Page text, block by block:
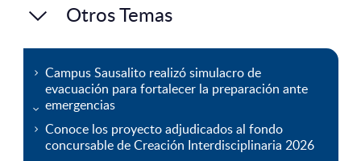
Otros Temas
Campus Sausalito realizó simulacro de
evacuación para fortalecer la preparación ante
emergencias
Conoce los proyecto adjudicados al fondo
concursable de Creación Interdisciplinaria 2026